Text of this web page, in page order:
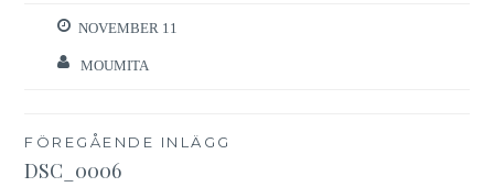
NOVEMBER 11
MOUMITA
Inläggsnavigering
FÖREGÅENDE INLÄGG
DSC_0006